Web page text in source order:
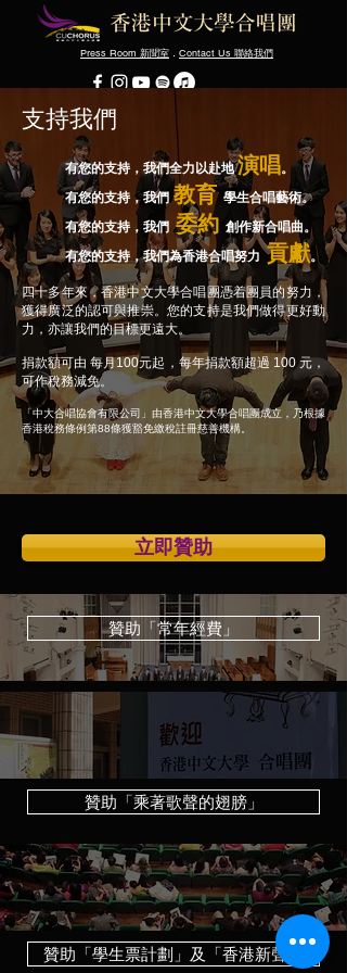
Press Room 新聞室 ． Contact Us 聯絡我們
支持我們
有您的支持，我們全力以赴地演唱。
有您的支持，我們 教育 學生合唱藝術。
有您的支持，我們 委約 創作新合唱曲。
有您的支持，我們為香港合唱努力貢獻。
四十多年來，香港中文大學合唱團憑着團員的努力，
獲得廣泛的認可與推崇。您的支持是我們做得更好動
力，亦讓我們的目標更遠大。
捐款額可由 每月100元起，每年捐款額超過 100 元，
可作稅務減免。
「中大合唱協會有限公司」由香港中文大學合唱團成立，乃根據
香港稅務條例第88條獲豁免繳稅註冊慈善機構。
立即贊助
贊助「常年經費」
贊助「乘著歌聲的翅膀」
贊助「學生票計劃」及「香港新聲」